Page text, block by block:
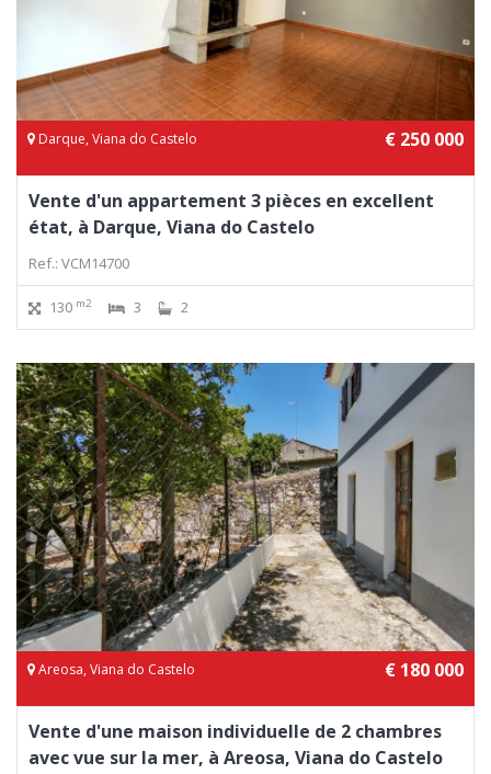
Darque, Viana do Castelo € 250 000
Vente d'un appartement 3 pièces en excellent
état, à Darque, Viana do Castelo
Ref.: VCM14700
130 m2 3 2
Areosa, Viana do Castelo € 180 000
Vente d'une maison individuelle de 2 chambres
avec vue sur la mer, à Areosa, Viana do Castelo